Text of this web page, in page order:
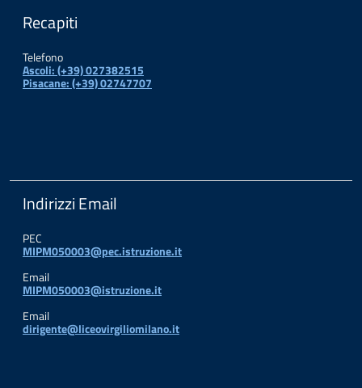
Recapiti
Telefono
Ascoli: (+39) 027382515
Pisacane: (+39) 02747707
Indirizzi Email
PEC
MIPM050003@pec.istruzione.it
Email
MIPM050003@istruzione.it
Email
dirigente@liceovirgiliomilano.it